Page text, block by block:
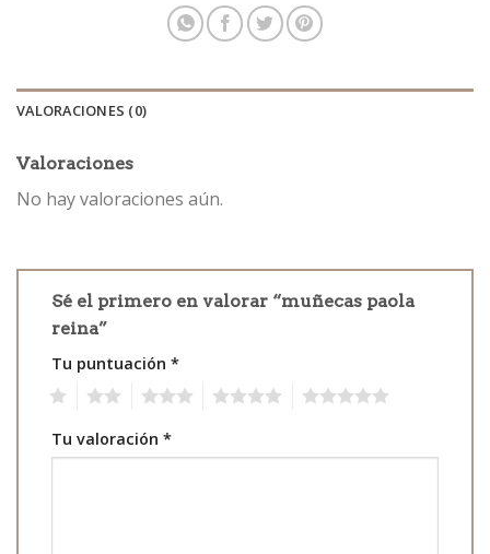
VALORACIONES (0)
Valoraciones
No hay valoraciones aún.
Sé el primero en valorar “muñecas paola
reina”
Tu puntuación *
Tu valoración *